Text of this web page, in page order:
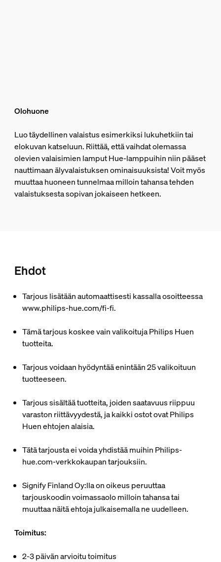
Olohuone
Luo täydellinen valaistus esimerkiksi lukuhetkiin tai
elokuvan katseluun. Riittää, että vaihdat olemassa
olevien valaisimien lamput Hue-lamppuihin niin pääset
nauttimaan älyvalaistuksen ominaisuuksista! Voit myös
muuttaa huoneen tunnelmaa milloin tahansa tehden
valaistuksesta sopivan jokaiseen hetkeen.
Ehdot
Tarjous lisätään automaattisesti kassalla osoitteessa
www.philips-hue.com/fi-fi.
Tämä tarjous koskee vain valikoituja Philips Huen
tuotteita.
Tarjous voidaan hyödyntää enintään 25 valikoituun
tuotteeseen.
Tarjous sisältää tuotteita, joiden saatavuus riippuu
varaston riittävyydestä, ja kaikki ostot ovat Philips
Huen ehtojen alaisia.
Tätä tarjousta ei voida yhdistää muihin Philips-
hue.com-verkkokaupan tarjouksiin.
Signify Finland Oy:lla on oikeus peruuttaa
tarjouskoodin voimassaolo milloin tahansa tai
muuttaa näitä ehtoja julkaisemalla ne uudelleen.
Toimitus:
2-3 päivän arvioitu toimitus​